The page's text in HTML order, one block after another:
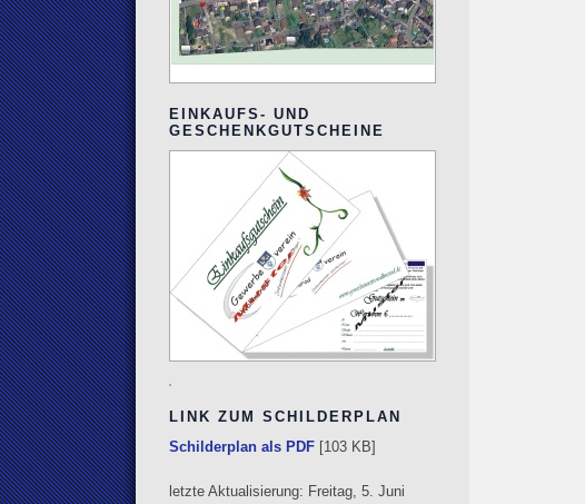
EINKAUFS- UND
GESCHENKGUTSCHEINE
LINK ZUM SCHILDERPLAN
Schilderplan als PDF [103 KB]
letzte Aktualisierung: Freitag, 5. Juni